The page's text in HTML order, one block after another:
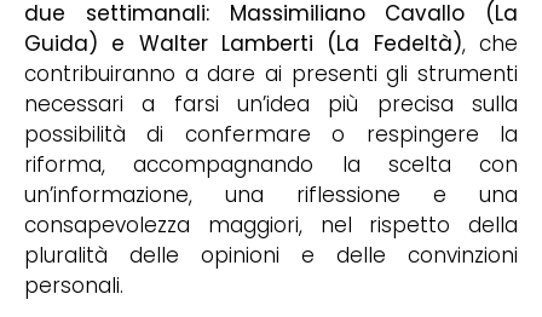
due settimanali: Massimiliano Cavallo (La
Guida) e Walter Lamberti (La Fedeltà), che
contribuiranno a dare ai presenti gli strumenti
necessari a farsi un’idea più precisa sulla
possibilità di confermare o respingere la
riforma, accompagnando la scelta con
un’informazione, una riflessione e una
consapevolezza maggiori, nel rispetto della
pluralità delle opinioni e delle convinzioni
personali.